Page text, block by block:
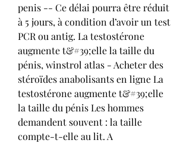
penis -- Ce délai pourra être réduit
à 5 jours, à condition d’avoir un test
PCR ou antig. La testostérone
augmente t&#39;elle la taille du
pénis, winstrol atlas - Acheter des
stéroïdes anabolisants en ligne La
testostérone augmente t&#39;elle
la taille du pénis Les hommes
demandent souvent : la taille
compte-t-elle au lit. A